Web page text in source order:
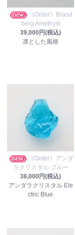
《Order》Brand
berg Amethyst
39,000円(税込)
凛とした風格
《Order》アンダ
ラクリスタル ブルー
38,000円(税込)
アンダラクリスタル Ele
ctric Blue